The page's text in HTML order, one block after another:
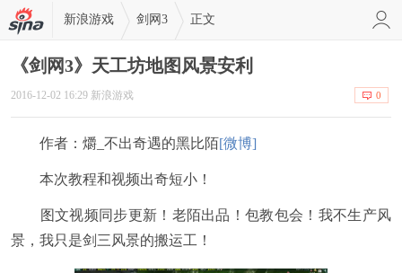
新浪游戏 剑网3 正文
《剑网3》天工坊地图风景安利
2016-12-02 16:29 新浪游戏 0
作者：爝_不出奇遇的黑比陌[微博]
本次教程和视频出奇短小！
图文视频同步更新！老陌出品！包教包会！我不生产风
景，我只是剑三风景的搬运工！